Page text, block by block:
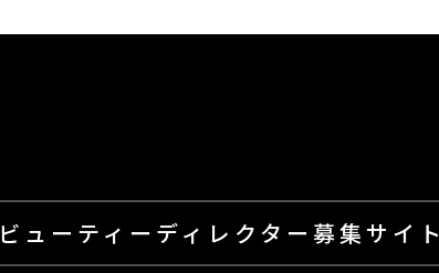
ビューティーディレクター募集サイト